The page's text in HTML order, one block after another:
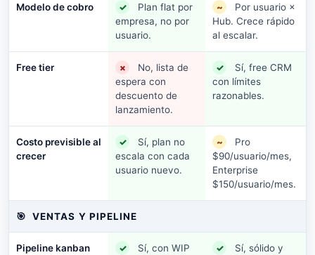
Modelo de cobro ✓
Plan flat por
empresa, no por
usuario.
~
Por usuario ×
Hub. Crece rápido
al escalar.
Free tier ×
No, lista de
espera con
descuento de
lanzamiento.
✓
Sí, free CRM
con límites
razonables.
Costo previsible al
crecer
✓
Sí, plan no
escala con cada
usuario nuevo.
~
Pro
$90/usuario/mes,
Enterprise
$150/usuario/mes.
🎯 VENTAS Y PIPELINE
Pipeline kanban
✓
Sí, con WIP
✓
Sí, sólido y